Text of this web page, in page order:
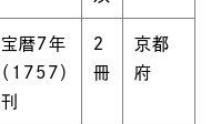
宝暦７年
（1757）
刊
２
冊
京都
府